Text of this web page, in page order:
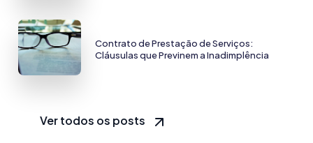
Contrato de Prestação de Serviços:
Cláusulas que Previnem a Inadimplência
Ver todos os posts